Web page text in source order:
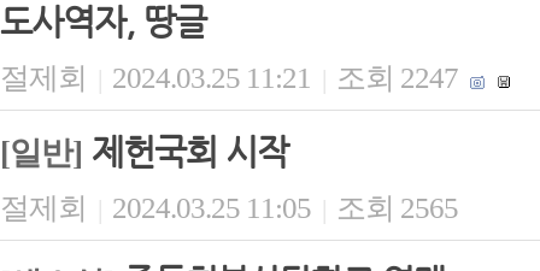
도사역자, 땅글
절제회 | 2024.03.25 11:21 | 조회 2247
[일반] 제헌국회 시작
절제회 | 2024.03.25 11:05 | 조회 2565